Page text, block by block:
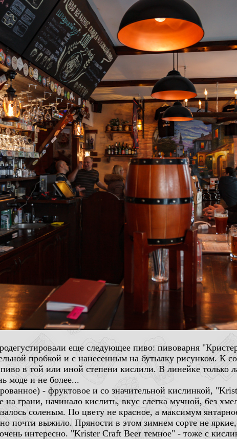
еще следующее пиво: пивоварня
пробкой и с нанесенным на бутылку рисунком. К
пиво в той или иной степени кислили. В линейке только
моде и не более...
- фруктовое и со значительной кислинкой,
грани, начинало кислить, вкус слегка мучной, без
соленым. По цвету не красное, а максимум
почти выжило. Пряности в этом зимнем сорте не
интересно. "Krister Craft Beer темное" - тоже с